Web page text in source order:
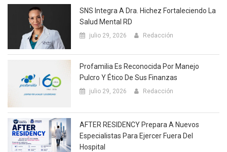
SNS Integra A Dra. Hichez Fortaleciendo La
Salud Mental RD
julio 29, 2026 Redacción
Profamilia Es Reconocida Por Manejo
Pulcro Y Ético De Sus Finanzas
julio 29, 2026 Redacción
AFTER RESIDENCY Prepara A Nuevos
Especialistas Para Ejercer Fuera Del
Hospital